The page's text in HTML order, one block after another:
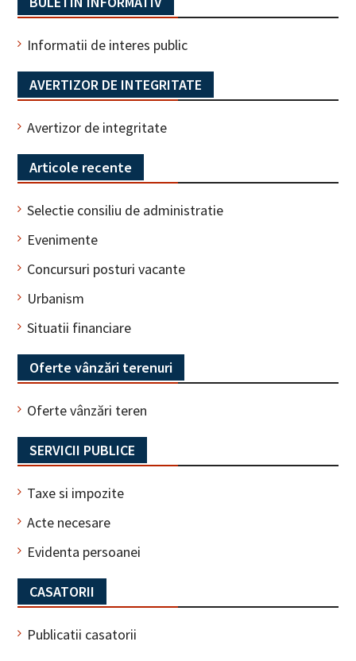
Informatii de interes public
AVERTIZOR DE INTEGRITATE
Avertizor de integritate
Articole recente
Selectie consiliu de administratie
Evenimente
Concursuri posturi vacante
Urbanism
Situatii financiare
Oferte vânzări terenuri
Oferte vânzări teren
SERVICII PUBLICE
Taxe si impozite
Acte necesare
Evidenta persoanei
CASATORII
Publicatii casatorii